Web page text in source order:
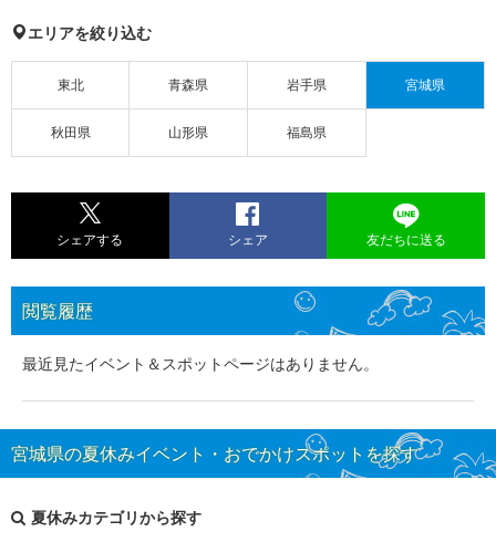
エリアを絞り込む
東北 青森県 岩手県 宮城県
秋田県 山形県 福島県
シェアする シェア 友だちに送る
閲覧履歴
最近見たイベント＆スポットページはありません。
宮城県の夏休みイベント・おでかけスポットを探す
夏休みカテゴリから探す